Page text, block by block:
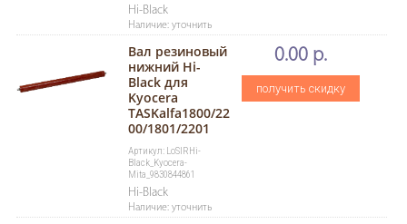
Hi-Black
Наличие: уточнить
Вал резиновый
нижний Hi-
Black для
Kyocera
TASKalfa1800/22
00/1801/2201
Артикул: LoSlRHi-
Black_Kyocera-
Mita_9830844861
Hi-Black
Наличие: уточнить
0.00 р.
получить скидку